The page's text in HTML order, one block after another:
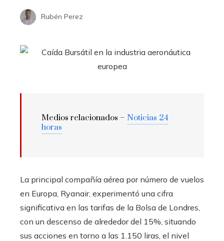
Rubén Perez
Medios relacionados – Noticias 24
horas
La principal compañía aérea por número de vuelos
en Europa, Ryanair, experimentó una cifra
significativa en las tarifas de la Bolsa de Londres,
con un descenso de alrededor del 15%, situando
sus acciones en torno a las 1.150 liras, el nivel